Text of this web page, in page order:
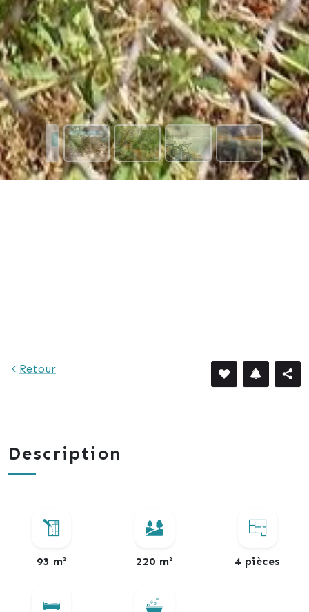
Retour
Description
93 m² 220 m² 4 pièces